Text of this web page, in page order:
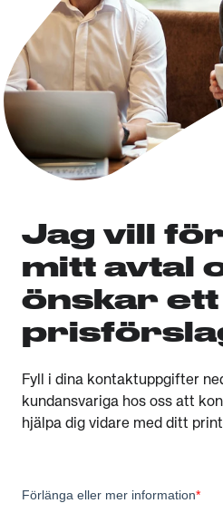
Jag vill
mitt avtal
önskar ett
Fyll i dina kontaktuppgifter
kundansvariga hos oss att
hjälpa dig vidare med ditt